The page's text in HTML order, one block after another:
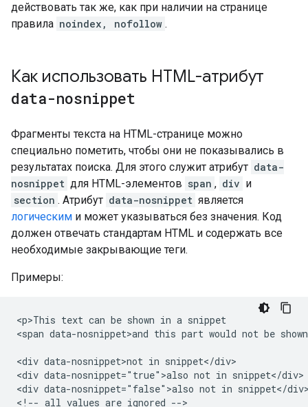
действовать так же, как при наличии на странице
правила noindex, nofollow .
Как использовать HTML-атрибут
data-nosnippet
Фрагменты текста на HTML-странице можно
специально пометить, чтобы они не показывались в
результатах поиска. Для этого служит атрибут data-
nosnippet для HTML-элементов span , div и
section . Атрибут data-nosnippet является
логическим и может указываться без значения. Код
должен отвечать стандартам HTML и содержать все
необходимые закрывающие теги.
Примеры:
<p>This text can be shown in a snippet
<span data-nosnippet>and this part would not be
<div data-nosnippet>not in snippet</div>
<div data-nosnippet="true">also not in snippet</div>
<div data-nosnippet="false">also not in snippet</
<!-- all values are ignored -->